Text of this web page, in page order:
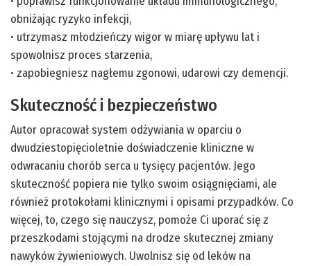
obniżając ryzyko infekcji,
• utrzymasz młodzieńczy wigor w miarę upływu lat i
spowolnisz proces starzenia,
• zapobiegniesz nagłemu zgonowi, udarowi czy demencji.
Skuteczność i bezpieczeństwo
Autor opracował system odżywiania w oparciu o
dwudziestopięcioletnie doświadczenie kliniczne w
odwracaniu chorób serca u tysięcy pacjentów. Jego
skuteczność popiera nie tylko swoim osiągnięciami, ale
również protokołami klinicznymi i opisami przypadków. Co
więcej, to, czego się nauczysz, pomoże Ci uporać się z
przeszkodami stojącymi na drodze skutecznej zmiany
nawyków żywieniowych. Uwolnisz się od leków na